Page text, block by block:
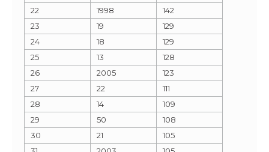
22
1998
142
23
19
129
24
18
129
25
13
128
26
2005
123
27
22
111
28
14
109
29
50
108
30
21
105